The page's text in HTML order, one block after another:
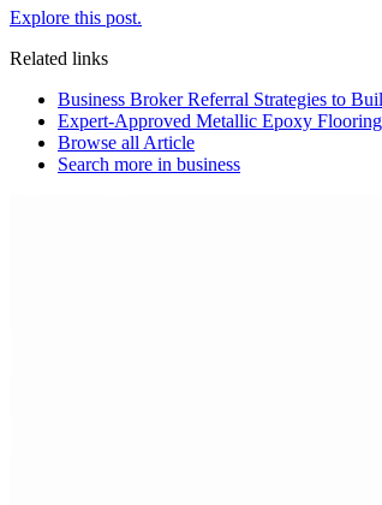
Explore this post.
Related links
Business Broker Referral Strategies to
Expert-Approved Metallic Epoxy
Browse all Article
Search more in business